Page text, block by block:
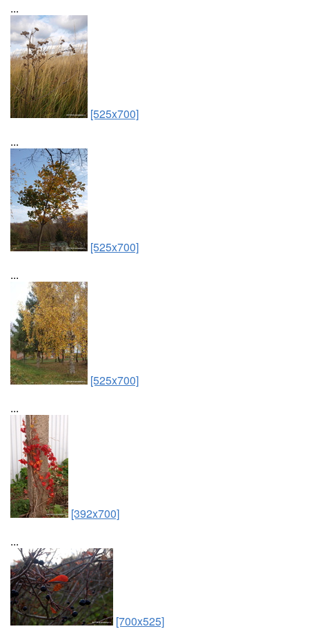
...
[525x700]
...
[525x700]
...
[525x700]
...
[392x700]
...
[700x525]